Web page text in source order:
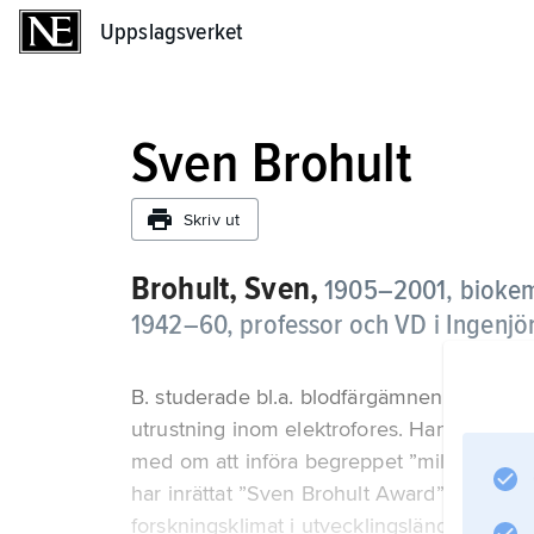
Uppslagsverket
Sven Brohult
Skriv ut
Brohult, Sven, 1905–2001,
1942–60, professor och VD i
B. studerade bl.a. blodfärgämnen hos
utrustning inom elektrofores. Han var
med om att införa begreppet
har inrättat ”Sven Brohult Award” som
forskningsklimat i utvecklingsländer.